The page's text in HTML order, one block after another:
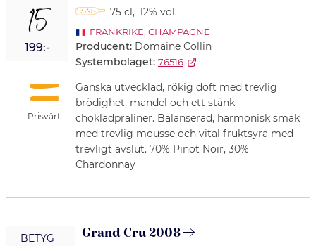
15
199:-
Prisvärt
75 cl, 12% vol.
FRANKRIKE CHAMPAGNE
Producent: Domaine Collin
Systembolaget: 76516
Ganska utvecklad, rökig doft med trevlig
brödighet, mandel och ett stänk
chokladpraliner. Balanserad, harmonisk smak
med trevlig mousse och vital fruktsyra med
trevligt avslut. 70% Pinot Noir, 30%
Chardonnay
BETYG Grand Cru 2008